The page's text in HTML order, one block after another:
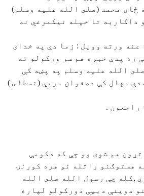
ځای محمد (صلى الله عليه وسلم)
داكاربه تا خپله نيكمرغي نه
عنه ورته وويل : زما دې په خدای
زه پدې خبره هم سر وركولو ته
الله عليه وسلم په پښه كې
مهال كې دصفوان مريي (نسطاس )
راجعون .
هم شوى وو چې كه دكومې
هستوګنو راتله نو هره كورنۍ
,كله چې رسول الله صلى الله
دوينې دبيې دوركولو لپاره